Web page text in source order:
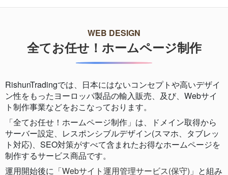
WEB DESIGN
全てお任せ！ホームページ制作
RishunTradingでは、日本にはないコンセプトや高いデザイ
ン性をもったヨーロッパ製品の輸入販売、及び、Webサイ
ト制作事業などをおこなっております。
「全てお任せ！ホームページ制作」は、ドメイン取得から
サーバー設定、レスポンシブルデザイン(スマホ、タブレッ
ト対応)、SEO対策がすべて含まれたお得なホームページを
制作するサービス商品です。
運用開始後に 「Webサイト運用管理サービス(保守)」 と組み